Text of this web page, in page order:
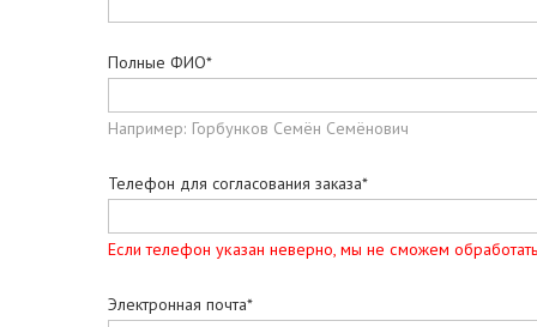
Полные ФИО*
Например: Горбунков Семён Семёнович
Телефон для согласования заказа*
Если телефон указан неверно, мы не сможем
Электронная почта*